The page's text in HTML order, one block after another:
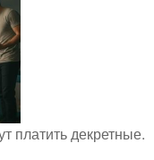
платить декретные.